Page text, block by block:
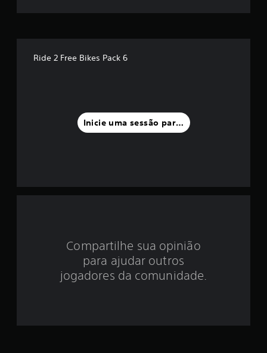
m
é
d
Ride 2 Free Bikes Pack 6
Inicie uma sessão para classificar
Compartilhe sua opinião
para ajudar outros
jogadores da comunidade.